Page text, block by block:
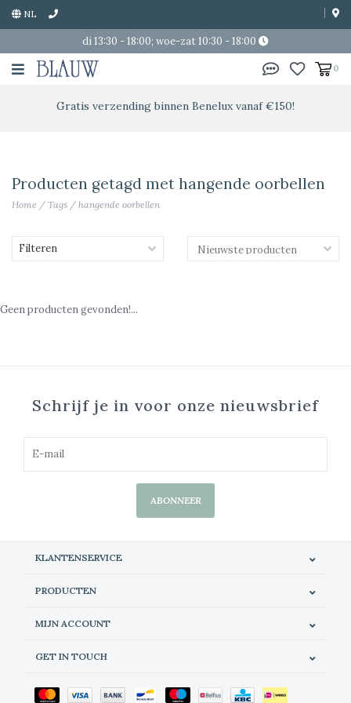
NL
di 13:30 - 18:00; woe-zat 10:30 - 18:00
0
Gratis verzending binnen Benelux vanaf €150!
Producten getagd met hangende oorbellen
Home / Tags / hangende oorbellen
Filteren
Geen producten gevonden!...
Schrijf je in voor onze nieuwsbrief
ABONNEER
KLANTENSERVICE
PRODUCTEN
MIJN ACCOUNT
GET IN TOUCH